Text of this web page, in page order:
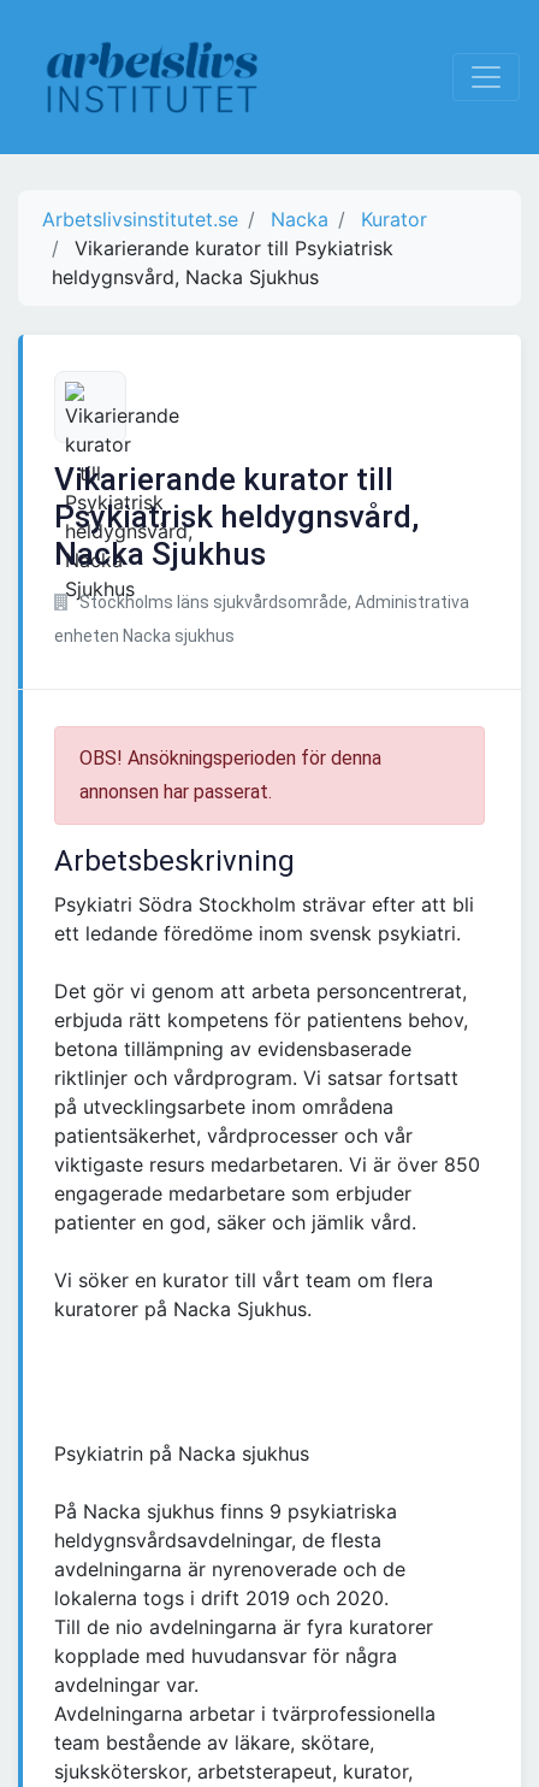
Arbetslivsinstitutet.se Nacka
Kurator
Vikarierande kurator till Psykiatrisk
heldygnsvård, Nacka Sjukhus
Vikarierande kurator till
Psykiatrisk heldygnsvård,
Nacka Sjukhus
Stockholms läns sjukvårdsområde, Administrativa
enheten Nacka sjukhus
OBS! Ansökningsperioden för denna
annonsen har passerat.
Arbetsbeskrivning
Psykiatri Södra Stockholm strävar efter att bli
ett ledande föredöme inom svensk psykiatri.
Det gör vi genom att arbeta personcentrerat,
erbjuda rätt kompetens för patientens behov,
betona tillämpning av evidensbaserade
riktlinjer och vårdprogram. Vi satsar fortsatt
på utvecklingsarbete inom områdena
patientsäkerhet, vårdprocesser och vår
viktigaste resurs medarbetaren. Vi är över 850
engagerade medarbetare som erbjuder
patienter en god, säker och jämlik vård.
Vi söker en kurator till vårt team om flera
kuratorer på Nacka Sjukhus.
Psykiatrin på Nacka sjukhus
På Nacka sjukhus finns 9 psykiatriska
heldygnsvårdsavdelningar, de flesta
avdelningarna är nyrenoverade och de
lokalerna togs i drift 2019 och 2020.
Till de nio avdelningarna är fyra kuratorer
kopplade med huvudansvar för några
avdelningar var.
Avdelningarna arbetar i tvärprofessionella
team bestående av läkare, skötare,
sjuksköterskor, arbetsterapeut, kurator,